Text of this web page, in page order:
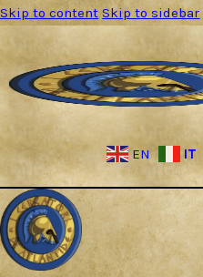
Skip to content Skip to sidebar
EN IT